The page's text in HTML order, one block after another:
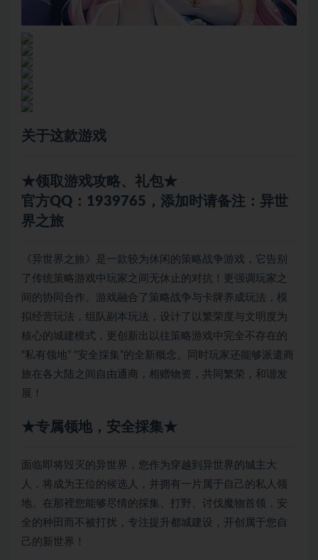
关于这款游戏
★领取游戏攻略、礼包★
官方QQ：1939765，添加时请备注：异世
界之旅
《异世界之旅》是一款较为休闲的策略战争游戏，它告别
了传统策略游戏中玩家之间无休止的对抗！更强调玩家之
间的协同合作。游戏融合了策略战争与卡牌养成玩法，模
拟经营玩法，组队副本玩法，设计了以繁荣度与文明度为
核心的城建模式，更创新出以往策略游戏中完全不存在的
“私有领地” “安全採集”的全新概念。同时玩家还能够派遣商
旅在各大陆之间自由通商，相赠物资，共同繁荣，和谐发
展！
★专属领地，安全採集★
面临即将毁灭的异世界，您作为穿越到异世界的城主大
人，将成为王位的候选人，并拥有一片属于自己的私人领
地。在那裡您能够尽情的採集、打野、讨伐魔物首领，安
全的种田而不被打扰，专注提升都城建设，开创属于您自
己的新世界！